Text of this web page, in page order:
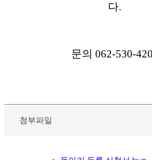
다.
문의 062-530-
첨부파일